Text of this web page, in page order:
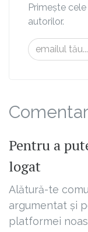
Primește
autorilor.
Pentru a
logat
Alătură-te
argumentat și
platformei